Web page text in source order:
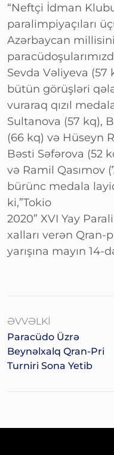
“Neftçi İdman
paralimpiyaçıları
Azərbaycan
Sevda Vəliyeva (57
bütün görüşləri
vuraraq qızıl
Sultanova (57 kq),
(66 kq) və Hüseyn
Bəsti Səfərova (52
və Ramil Qasımov
bürünc medala
ki,”Tokio
2020” XVI Yay
xalları verən Qran-
yarışına mayın
ƏVVƏLKI
Paracüdo Üzrə
Beynəlxalq Qran-Pri
Turniri Sona Yetib